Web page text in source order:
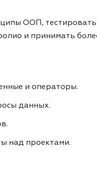
ООП,
и принимать
и операторы.
данных.
над проектами.